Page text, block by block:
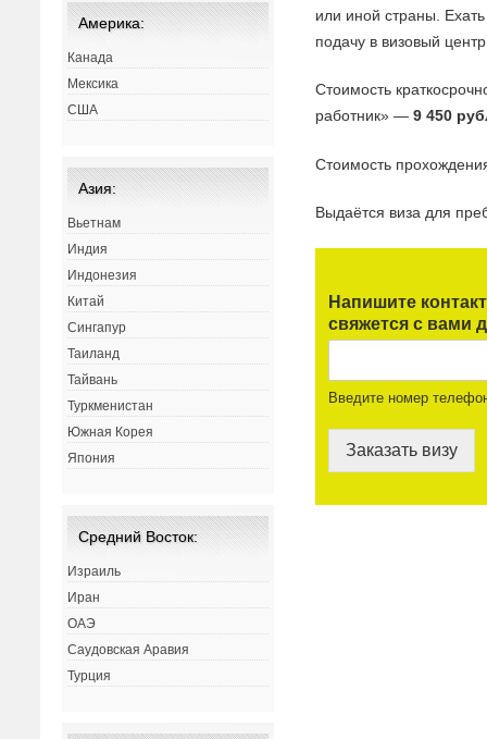
или иной страны.
подачу в визовый
Стоимость
работник» —9 450
Стоимость
Выдаётся виза для
Напишите
свяжется с вами
Введите номер
Заказать визу
Америка:
Канада
Мексика
США
Азия:
Вьетнам
Индия
Индонезия
Китай
Сингапур
Таиланд
Тайвань
Туркменистан
Южная Корея
Япония
Средний Восток:
Израиль
Иран
ОАЭ
Саудовская Аравия
Турция